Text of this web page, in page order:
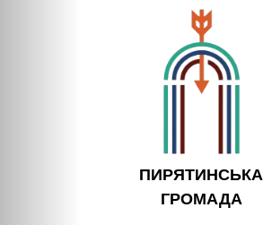
ПИРЯТИНСЬКА
ГРОМАДА